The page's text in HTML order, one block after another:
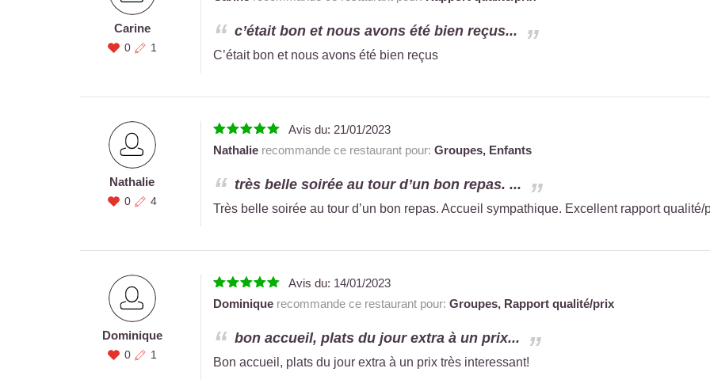
Carine
0 1
c’était bon et nous avons été bien reçus...
C’était bon et nous avons été bien reçus
Nathalie
0 4
Avis du: 21/01/2023
Nathalierecommande ce restaurant pour: Groupes, Enfants
très belle soirée au tour d’un bon repas. ...
Très belle soirée au tour d’un bon repas. Accueil sympathique. Excellent rapport qualité/
Dominique
0 1
Avis du: 14/01/2023
Dominiquerecommande ce restaurant pour: Groupes, Rapport qualité/prix
bon accueil, plats du jour extra à un prix...
Bon accueil, plats du jour extra à un prix très interessant!